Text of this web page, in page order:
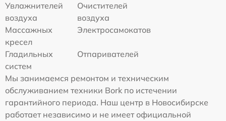
Увлажнителей
воздуха
Очистителей
воздуха
Массажных
кресел
Электросамокатов
Гладильных
систем
Отпаривателей
Мы занимаемся ремонтом и техническим
обслуживанием техники Bork по истечении
гарантийного периода. Наш центр в Новосибирске
работает независимо и не имеет официальной